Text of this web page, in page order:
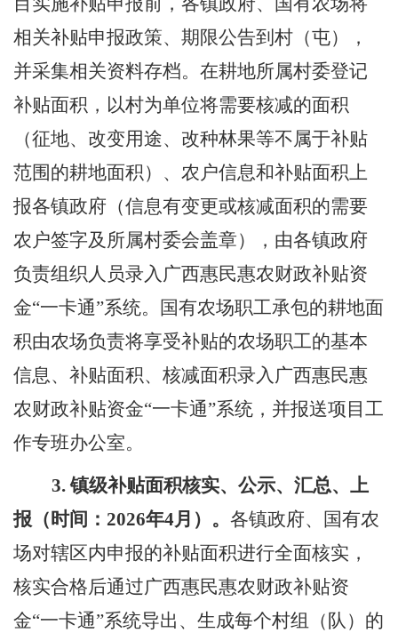
相关补贴申报政策、期限公告到村（屯），
并采集相关资料存档。 在耕地所属村委登记
补贴面积，以村为单位将需要核减的面积
（征地、改变用途、改种林果等不属于补贴
范围的耕地面积）、农户信息和补贴面积上
报各镇政府（信息有变更或核减面积的需要
农户签字及所属村委会盖章），由各镇政府
负责组织人员录入 广西惠民惠农财政补贴资
金“一卡通”系统。国有农场职工承包的耕地面
积由农场负责将享受补贴的农场职工的基本
信息、补贴面积、核减面积录入 广西惠民惠
农财政补贴资金“一卡通”系统 ， 并报送项目工
作专班办公室。
3.镇级补贴面积核实、公示、汇总、上
报（时间： 2026年4月）。 各镇政府、国有农
场对辖区内申报的补贴面积进行全面核实，
核实合格后通过广西惠民惠农财政补贴资
金“一卡通”系统导出 、 生成每个村组（队）的